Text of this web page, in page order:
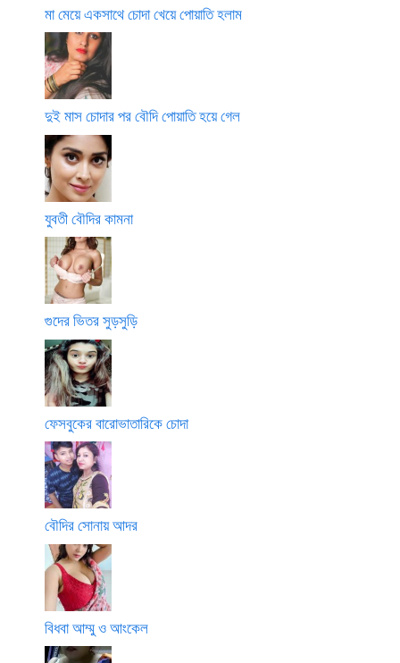
মা মেয়ে একসাথে চোদা খেয়ে পোয়াতি হলাম
দুই মাস চোদার পর বৌদি পোয়াতি হয়ে গেল
যুবতী বৌদির কামনা
গুদের ভিতর সুড়সুড়ি
ফেসবুকের বারোভাতারিকে চোদা
বৌদির সোনায় আদর
বিধবা আম্মু ও আংকেল